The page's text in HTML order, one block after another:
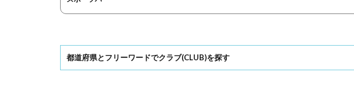
都道府県とフリーワードでクラブ(CLUB)を探す